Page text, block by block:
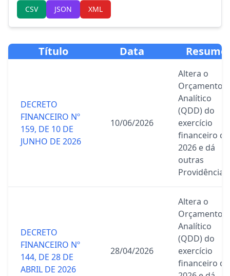
CSV
JSON XML
Título Data Resumo
DECRETO
FINANCEIRO Nº
159, DE 10 DE
JUNHO DE 2026
10/06/2026
Altera o
Orçamento
Analítico
(QDD) do
exercício
financeiro de
2026 e dá
outras
Providências.
DECRETO
FINANCEIRO Nº
144, DE 28 DE
ABRIL DE 2026
28/04/2026
Altera o
Orçamento
Analítico
(QDD) do
exercício
financeiro de